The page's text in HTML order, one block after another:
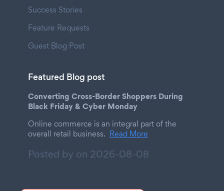
Success Stories
Feature Requests
Guest Blog Post
Featured Blog post
Converting Cross-Border Shoppers During
Black Friday & Cyber Monday
Online commerce is an integral part of the
overall retail business. Read More
Posted by on 2026-08-08